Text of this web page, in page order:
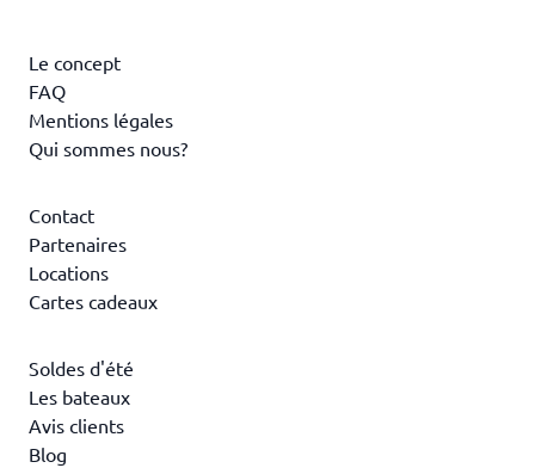
Le concept
FAQ
Mentions légales
Qui sommes nous?
Contact
Partenaires
Locations
Cartes cadeaux
Soldes d'été
Les bateaux
Avis clients
Blog